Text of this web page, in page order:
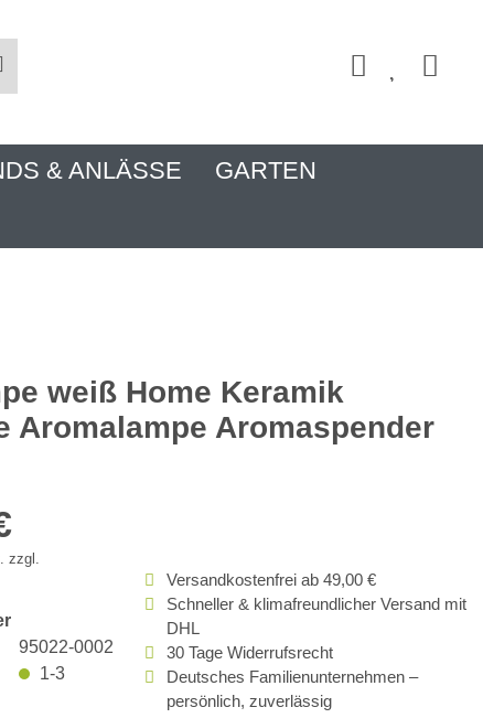
& ANLÄSSE
GARTEN
weiß Home Keramik
Aromalampe Aromaspender
zzgl.
95022-0002
1-3
Versandkostenfrei ab 49,00 €
Schneller & klimafreundlicher Versand mit
DHL
30 Tage Widerrufsrecht
Deutsches Familienunternehmen –
persönlich, zuverlässig